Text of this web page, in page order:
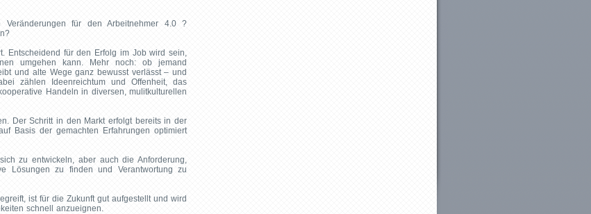
für den Arbeitnehmer 4.0 ?
Entscheidend für den Erfolg im Job wird sein,
umgehen kann. Mehr noch: ob jemand
und alte Wege ganz bewusst verlässt – und
zählen Ideenreichtum und Offenheit, das
Handeln in diversen, mulitkulturellen
Der Schritt in den Markt erfolgt bereits in der
Basis der gemachten Erfahrungen optimiert
zu entwickeln, aber auch die Anforderung,
Lösungen zu finden und Verantwortung zu
ist für die Zukunft gut aufgestellt und wird
schnell anzueignen.